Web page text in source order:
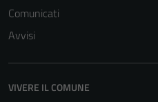
Comunicati
Avvisi
VIVERE IL COMUNE